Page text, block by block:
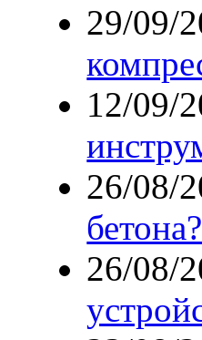
29/09/
12/09/
26/08/
бетона?
26/08/